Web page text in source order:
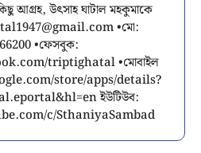
আগ্রহ, উৎসাহ ঘাটাল মহকুমাকে
•মো:
•ফেসবুক:
triptighatal •মোবাইল
store/apps/details?
ইউটিউব:
c/SthaniyaSambad